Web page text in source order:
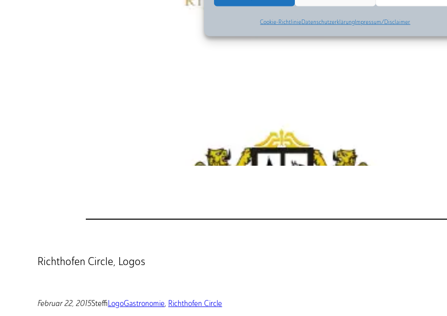
Cookie-RichtlinieDatenschutzerklärungImpressum/Disclaimer
Richthofen Circle, Logos
Februar 22, 2015SteffiLogoGastronomie, Richthofen Circle